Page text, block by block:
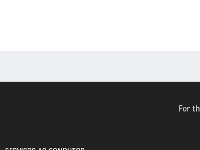
For